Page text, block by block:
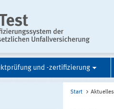
und -zertifizierung
Start Aktuelles